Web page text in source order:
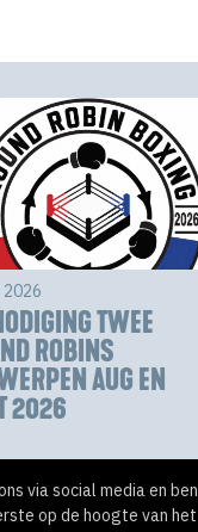
2026
TWEE
ROBINS
AUG EN
2026
via social media en ben
op de hoogte van het